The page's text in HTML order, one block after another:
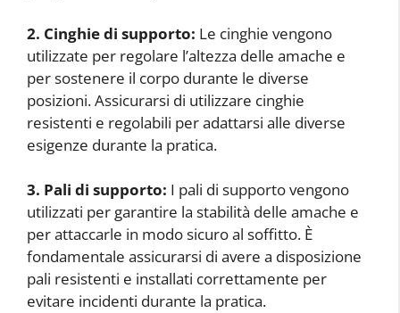
2. Cinghie di supporto: Le cinghie vengono
utilizzate per regolare l’altezza delle amache e
per sostenere il corpo durante le diverse
posizioni. Assicurarsi di utilizzare cinghie
resistenti e regolabili per adattarsi alle diverse
esigenze durante la pratica.
3. Pali di supporto: I pali di supporto vengono
utilizzati per garantire la stabilità delle amache e
per attaccarle in modo sicuro al soffitto. È
fondamentale assicurarsi di avere a disposizione
pali resistenti e installati correttamente per
evitare incidenti durante la pratica.